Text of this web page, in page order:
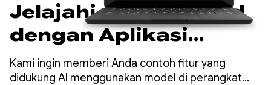
Jelajahi AI di Android
dengan Aplikasi
Katalog Contoh Kami
Kami ingin memberi Anda contoh fitur yang
didukung AI menggunakan model di perangkat